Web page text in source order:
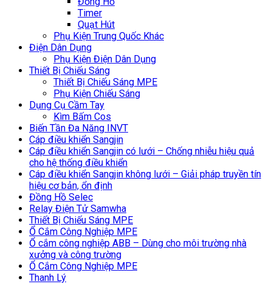
Timer
Quạt Hút
Phụ Kiện Trung Quốc Khác
Điện Dân Dụng
Phụ Kiện Điện Dân Dụng
Thiết Bị Chiếu Sáng
Thiết Bị Chiếu Sáng MPE
Phụ Kiện Chiếu Sáng
Dụng Cụ Cầm Tay
Kìm Bấm Cos
Biến Tần Đa Năng INVT
Cáp điều khiển Sangjin
Cáp điều khiển Sangjin có lưới – Chống nhiễu hiệu quả
cho hệ thống điều khiển
Cáp điều khiển Sangjin không lưới – Giải pháp truyền tín
hiệu cơ bản, ổn định
Đồng Hồ Selec
Relay Điện Tử Samwha
Thiết Bị Chiếu Sáng MPE
Ổ Cắm Công Nghiệp MPE
Ổ cắm công nghiệp ABB – Dùng cho môi trường nhà
xưởng và công trường
Ổ Cắm Công Nghiệp MPE
Thanh Lý